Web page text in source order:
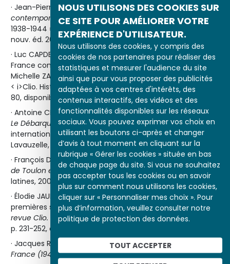
NOUS UTILISONS DES COOKIES SUR
CE SITE POUR AMÉLIORER VOTRE
EXPÉRIENCE D'UTILISATEUR.
Nous utilisons des cookies, y compris des
cookies de nos partenaires pour réaliser des
statistiques et mesurer l'audience du site
ainsi que pour vous proposer des publicités
adaptées à vos centres d'intérêts, des
contenus interactifs, des vidéos et des
fonctionnalités disponibles sur les réseaux
sociaux. Vous pouvez exprimer vos choix en
utilisant les boutons ci-après et changer
d’avis à tout moment en cliquant sur la
rubrique « Gérer les cookies » située en bas
de chaque page du site. Si vous ne souhaitez
pas accepter tous les cookies ou en savoir
plus sur comment nous utilisons les cookies,
cliquer sur « Personnaliser mes choix ». Pour
plus d’information, veuillez consulter notre
politique de protection des données.
TOUT ACCEPTER
· Jean-Pierre AZÉMA, Nouvelle histoire de la France
contemporaine, tome XIV « De Munich à la Libération,
1938-1944 », Paris, Le Seuil, coll. « Points Histoire », 1979,
nouv. éd. 2002.
· Luc CAPDEVILLA, « La mobilisation des femmes dans la
France combattante (1940-1945) » in Léora AUSLANDER et
Michelle ZANCARINI-FOURNEL,Le Genre de la nation, revue
< i>Clio. Histoire, Femmes et Sociétés, no 12, 2000, p. 57-
80, disponible surrevues.org.
· Antoine CHAMPEAUX et Paul GAUJAC (dir.),
Le Débarquement de Provence, actes du colloque
international de Fréjus (5-7 octobre 2004), Panazol,
Lavauzelle, coll. « Histoire, mémoire et patrimoine », 2008.
· François DE LINARÈS,Par les portes du Nord. La libération
de Toulon et Marseille en 1944 , Paris, Nouvelles éditions
latines, 2005.
· Élodie JAUNEAU, « Images et représentations des
premières soldates françaises (1938-1962) », inHéroïnes,
revue Clio. Histoire,femmes, genre, histoire, no 30, 2009,
p. 231-252, disponible sur
· Jacques RAVINE,
La Résistance organisée des Juifs en
France (1940-1944), Paris, Julliard, 1973.